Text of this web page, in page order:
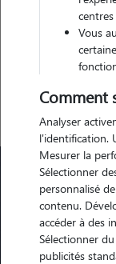
Animaute
Garde Chien
Vous
Comment
Analyser
l'identification.
Mesurer la
Sélectionner
personnalisé
contenu.
accéder à des
Sélectionner
publicités